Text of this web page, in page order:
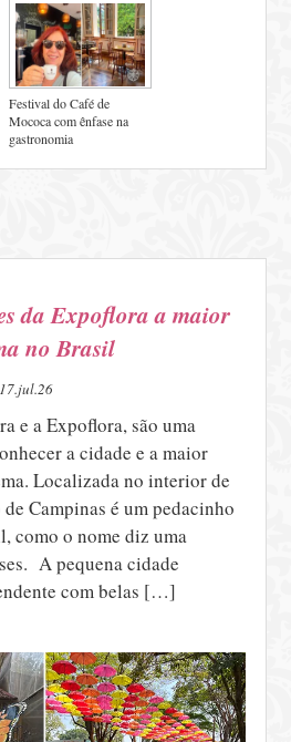
Festival do Café de
Mococa com ênfase na
gastronomia
da Expoflora a maior
no Brasil
e a Expoflora, são uma
a cidade e a maior
Localizada no interior de
Campinas é um pedacinho
como o nome diz uma
A pequena cidade
com belas […]